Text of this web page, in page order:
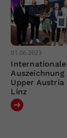
01.06.2023
Internationale
Auszeichnung
Upper Austria
Linz